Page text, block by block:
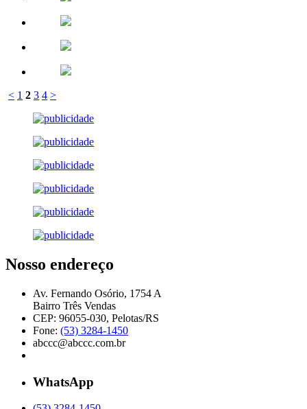
< 1 2 3 4 >
Nosso endereço
Av. Fernando Osório, 1754 A
Bairro Três Vendas
CEP: 96055-030, Pelotas/RS
Fone: (53) 3284-1450
abccc@abccc.com.br
WhatsApp